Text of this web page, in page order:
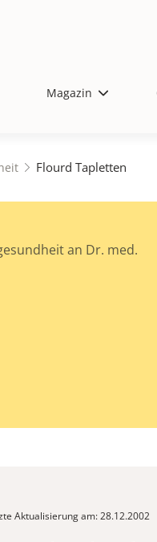
Magazin
Flourd Tapletten
an Dr. med.
Aktualisierung am: 28.12.2002